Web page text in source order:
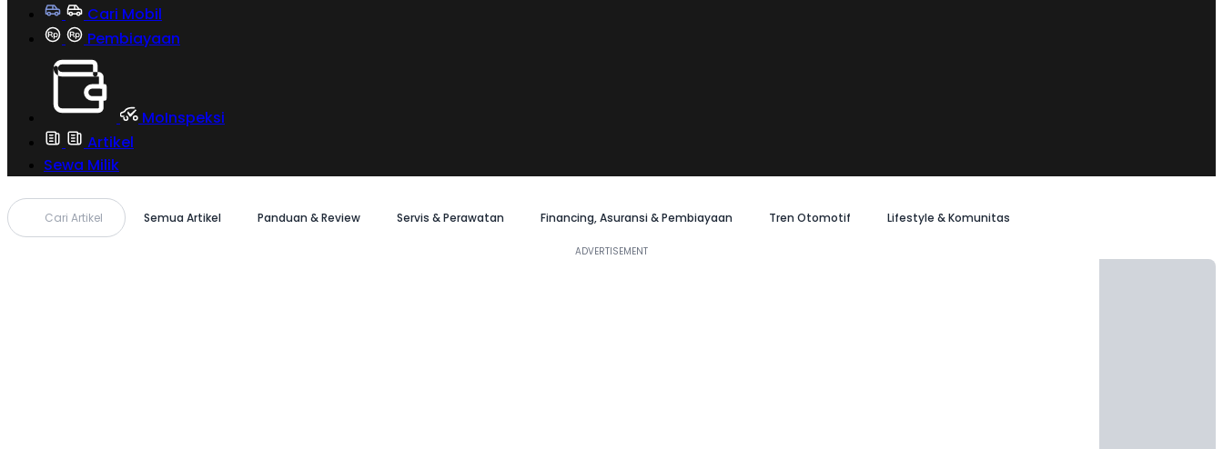
Cari Mobil
Pembiayaan
MoInspeksi
Artikel
Sewa Milik
Cari Artikel Semua Artikel Panduan & Review Servis & Perawatan Financing, Asuransi & Pembiayaan Tren Otomotif Lifestyle & Komunitas